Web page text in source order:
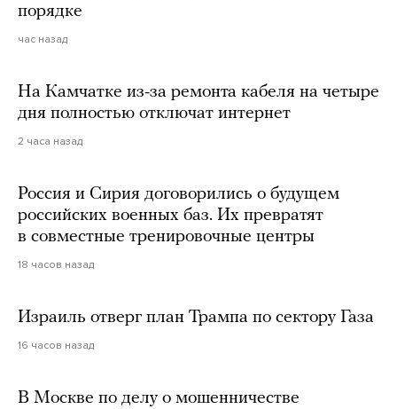
порядке
час назад
На Камчатке из-за ремонта кабеля на четыре
дня полностью отключат интернет
2 часа назад
Россия и Сирия договорились о будущем
российских военных баз. Их превратят
в совместные тренировочные центры
18 часов назад
Израиль отверг план Трампа по сектору Газа
16 часов назад
В Москве по делу о мошенничестве